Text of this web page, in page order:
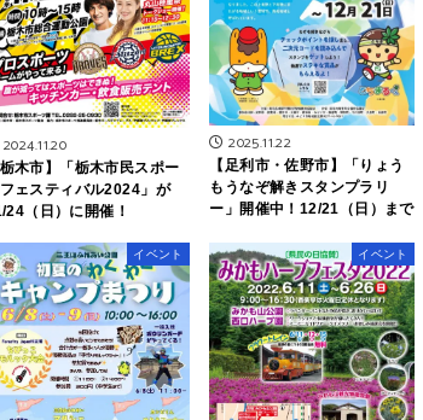
2024.11.20
栃木市】「栃木市民スポー
ェスティバル2024」が
24（日）に開催！
2025.11.22
【足利市・佐野市】「りょう
もうなぞ解きスタンプラリ
ー」開催中！12/21（日）まで
イベント イベント